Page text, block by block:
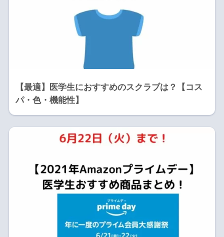
【最適】医学生におすすめのスクラブは？【コス
パ・色・機能性】